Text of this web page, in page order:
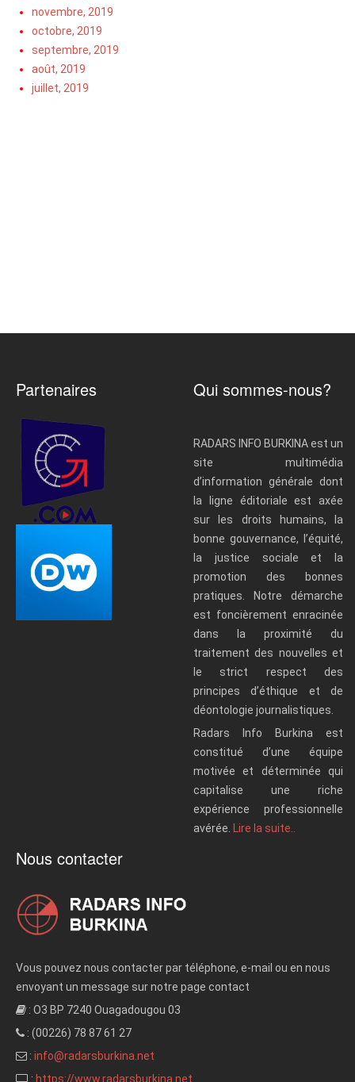
novembre, 2019
octobre, 2019
septembre, 2019
août, 2019
juillet, 2019
Partenaires Qui sommes-nous?
RADARS INFO BURKINA est un
site multimédia
d’information générale dont
la ligne éditoriale est axée
sur les droits humains, la
bonne gouvernance, l’équité,
la justice sociale et la
promotion des bonnes
pratiques. Notre démarche
est foncièrement enracinée
dans la proximité du
traitement des nouvelles et
le strict respect des
principes d’éthique et de
déontologie journalistiques.
Radars Info Burkina est
constitué d’une équipe
motivée et déterminée qui
capitalise une riche
expérience professionnelle
avérée.
Lire la suite..
Nous contacter
Vous pouvez nous contacter par téléphone, e-mail ou en nous
envoyant un message sur notre page contact
: O3 BP 7240 Ouagadougou 03
: (00226) 78 87 61 27
: info@radarsburkina.net
: https://www.radarsburkina.net